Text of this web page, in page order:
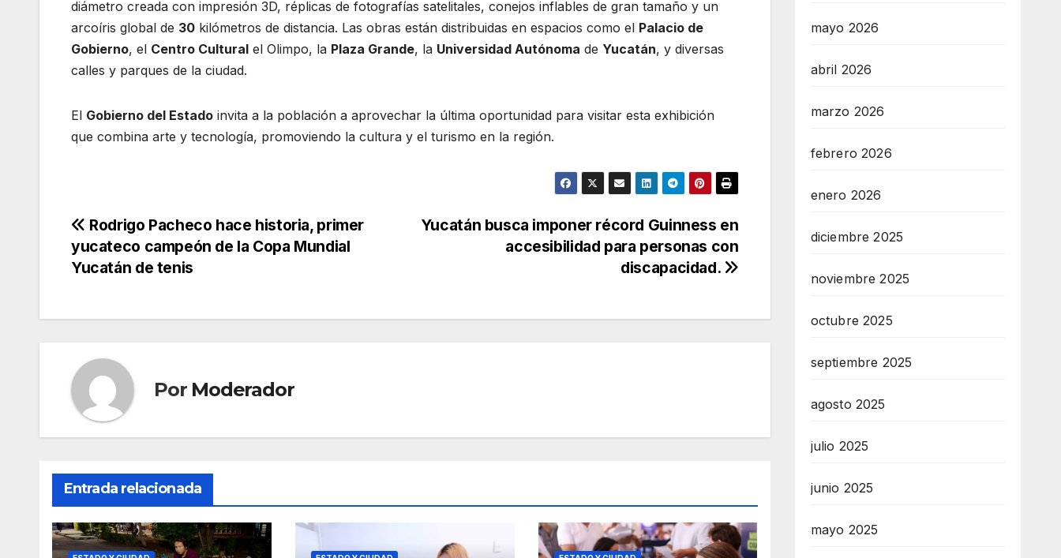
diámetro creada con impresión 3D, réplicas de fotografías satelitales, conejos inflables de gran tamaño y un
arcoíris global de 30 kilómetros de distancia. Las obras están distribuidas en espacios como el Palacio de
Gobierno, el Centro Cultural el Olimpo, la Plaza Grande, la Universidad Autónoma de Yucatán, y diversas
calles y parques de la ciudad.
El Gobierno del Estado invita a la población a aprovechar la última oportunidad para visitar esta exhibición
que combina arte y tecnología, promoviendo la cultura y el turismo en la región.
Navegación
de
Yucatán busca imponer récord Guinness en
accesibilidad para personas con
discapacidad.
Rodrigo Pacheco hace historia, primer
yucateco campeón de la Copa Mundial
Yucatán de tenis
Por Moderador
Entrada relacionada
mayo 2026
abril 2026
marzo 2026
febrero 2026
enero 2026
diciembre 2025
noviembre 2025
octubre 2025
septiembre 2025
agosto 2025
julio 2025
junio 2025
mayo 2025